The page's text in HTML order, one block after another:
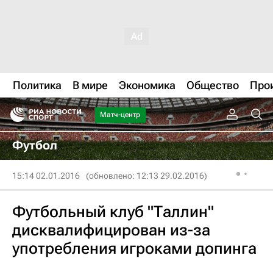
Политика В мире Экономика Общество
Матч-центр
Футбол
15:14 02.01.2016 (обновлено: 12:13 29.02.2016)
Футбольный клуб "Таллин"
дисквалифицирован из-за
употребления игроками допинга